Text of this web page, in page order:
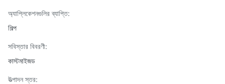
অ্যাপ্লিকেশনগুলির ব্যাপ্তি:
শিল্প
সবিস্তার বিবরণী:
কাস্টমাইজড
উত্পাদন স্তর: